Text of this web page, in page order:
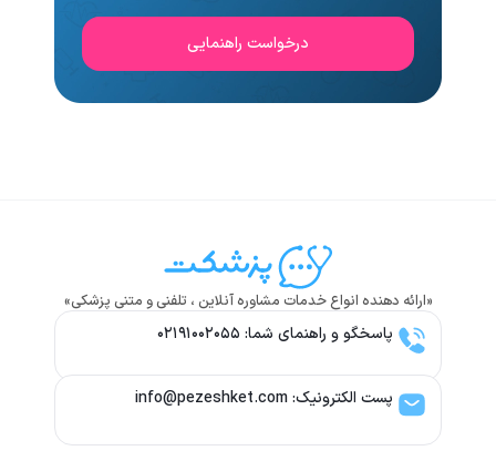
درخواست راهنمایی
«ارائه دهنده انواع خدمات مشاوره آنلاین ، تلفنی و متنی پزشکی»
پاسخگو و راهنمای شما: ۰۲۱۹۱۰۰۲۰۵۵
پست الکترونیک: info@pezeshket.com​